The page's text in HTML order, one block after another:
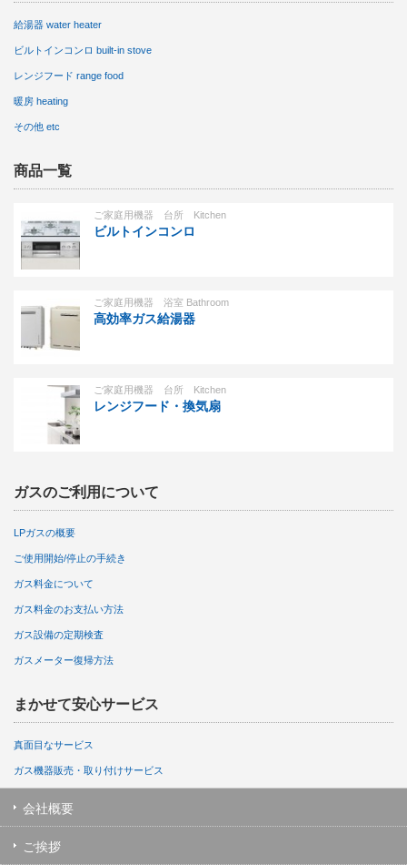
給湯器 water heater
ビルトインコンロ built-in stove
レンジフード range food
暖房 heating
その他 etc
商品一覧
ご家庭用機器 台所 Kitchen
ビルトインコンロ
ご家庭用機器 浴室 Bathroom
高効率ガス給湯器
ご家庭用機器 台所 Kitchen
レンジフード・換気扇
ガスのご利用について
LPガスの概要
ご使用開始/停止の手続き
ガス料金について
ガス料金のお支払い方法
ガス設備の定期検査
ガスメーター復帰方法
まかせて安心サービス
真面目なサービス
ガス機器販売・取り付けサービス
会社概要
ご挨拶